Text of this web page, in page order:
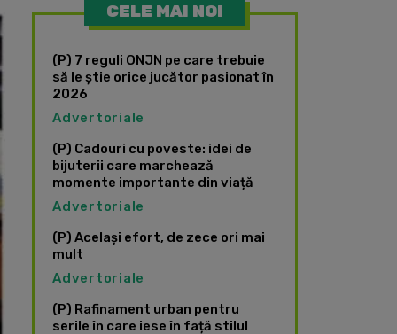
CELE MAI NOI
(P) 7 reguli ONJN pe care trebuie
să le știe orice jucător pasionat în
2026
Advertoriale
(P) Cadouri cu poveste: idei de
bijuterii care marchează
momente importante din viață
Advertoriale
(P) Același efort, de zece ori mai
mult
Advertoriale
(P) Rafinament urban pentru
serile în care iese în față stilul